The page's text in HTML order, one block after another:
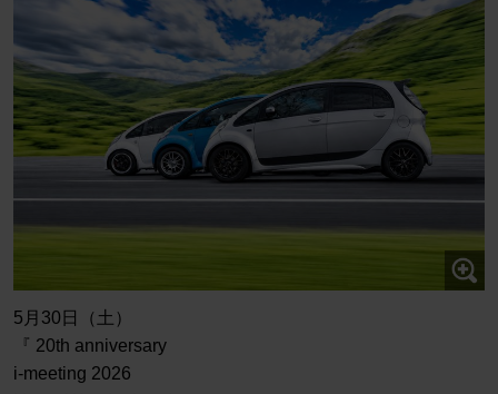
5月30日（土）
『 20th anniversary
i-meeting 2026